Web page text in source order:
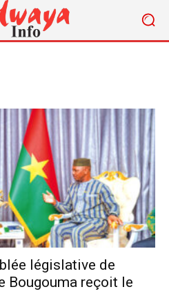
législative de
Bougouma reçoit le